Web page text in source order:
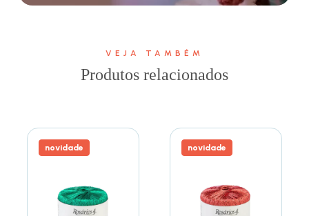
VEJA TAMBÉM
Produtos relacionados
novidade novidade